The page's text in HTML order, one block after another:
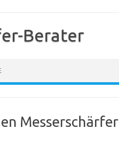
Berater
Messerschärfer